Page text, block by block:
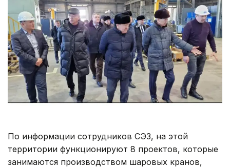
По информации сотрудников СЭЗ, на этой
территории функционируют 8 проектов, которые
занимаются производством шаровых кранов,